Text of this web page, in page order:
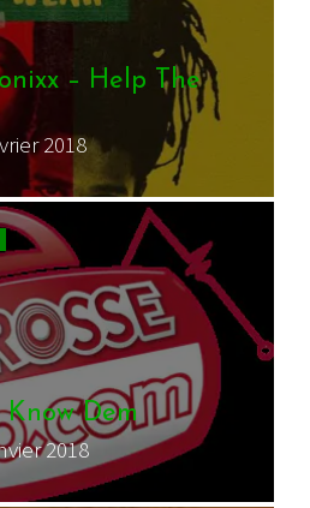
– Help The
2018
Dem
2018